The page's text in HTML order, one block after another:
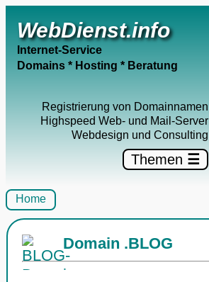
WebDienst.info
Internet-Service
Domains * Hosting * Beratung
Registrierung von Domainnamen
Highspeed Web- und Mail-Server
Webdesign und Consulting
Themen ☰
Home
Domain .BLOG